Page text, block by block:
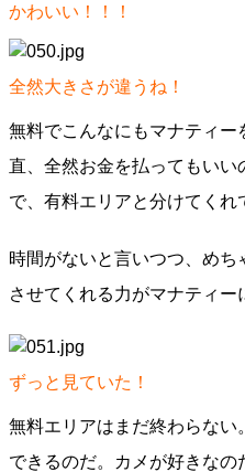
かわいい！！！
全然大きさが違うね！
無料でこんなにもマナティ
直、全然お金を払ってもい
で、有料エリアと分けてくれ
時間がないと言いつつ、め
させてくれる力がマナティー
ずっと見ていた！
無料エリアはまだ終わらな
できるのだ。カメが好きな